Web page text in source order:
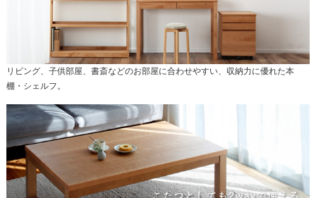
リビング、子供部屋、書斎などのお部屋に合わせやすい、収納力に優れた本
棚・シェルフ。